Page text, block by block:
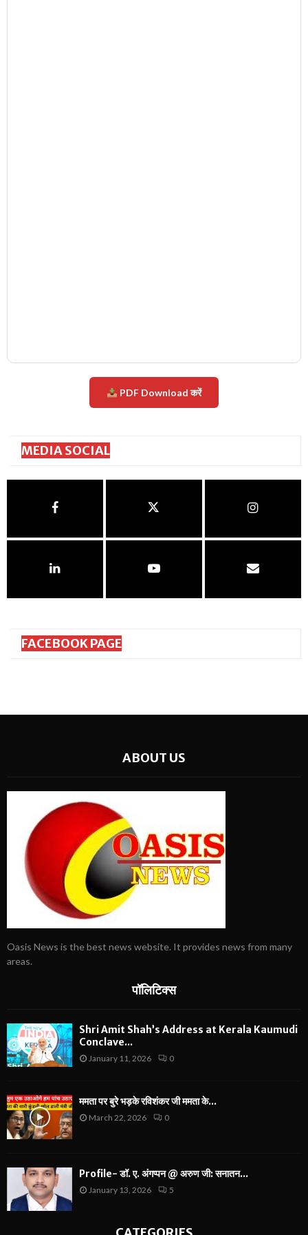
PDF Download करें
MEDIA SOCIAL
FACEBOOK PAGE
ABOUT US
Oasis News is the best news website. It provides news from many
areas.
पॉलिटिक्स
Shri Amit Shah’s Address at Kerala Kaumudi
Conclave...
January 11, 2026 0
ममता पर बुरे भड़के रविशंकर जी ममता के...
March 22, 2026 0
Profile- डॉ. ए. अंगप्पन @ अरुण जी: सनातन...
January 13, 2026 5